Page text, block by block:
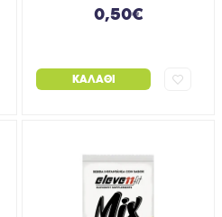
0,50€
ΚΑΛΆΘΙ